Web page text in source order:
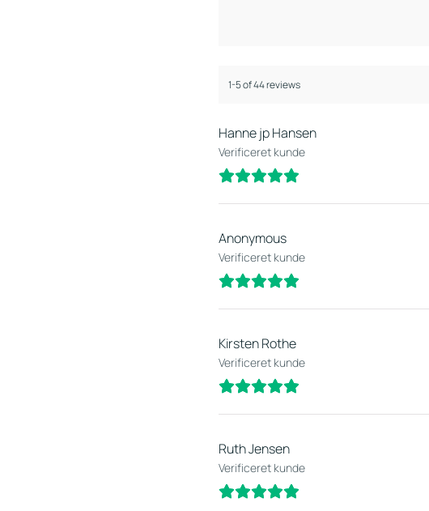
1-5 of 44 reviews
Hanne jp Hansen
Verificeret kunde
Anonymous
Verificeret kunde
Kirsten Rothe
Verificeret kunde
Ruth Jensen
Verificeret kunde